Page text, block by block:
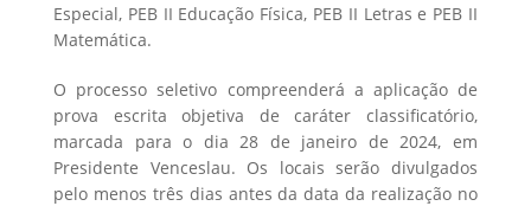
Especial, PEB II Educação Física, PEB II Letras e PEB II
Matemática.
O processo seletivo compreenderá a aplicação de
prova escrita objetiva de caráter classificatório,
marcada para o dia 28 de janeiro de 2024, em
Presidente Venceslau. Os locais serão divulgados
pelo menos três dias antes da data da realização no